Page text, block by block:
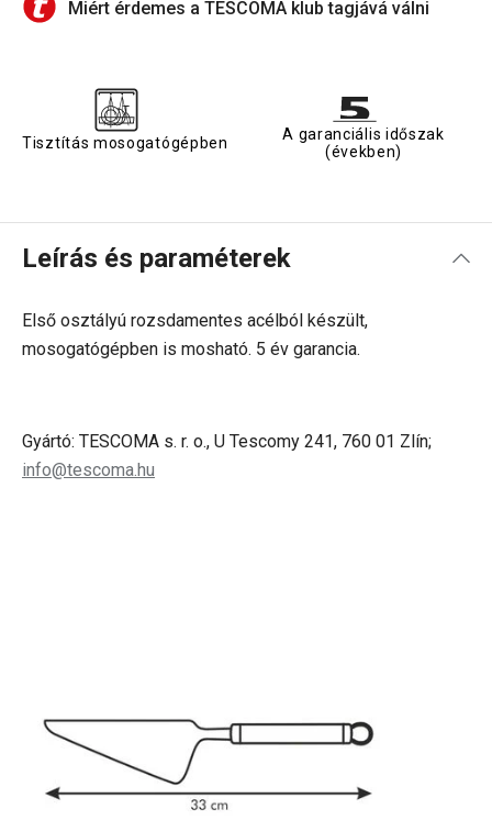
Miért érdemes a TESCOMA klub tagjává válni
Tisztítás mosogatógépben
A garanciális időszak
(években)
Leírás és paraméterek
Első osztályú rozsdamentes acélból készült,
mosogatógépben is mosható. 5 év garancia.
Gyártó: TESCOMA s. r. o., U Tescomy 241, 760 01 Zlín;
info@tescoma.hu